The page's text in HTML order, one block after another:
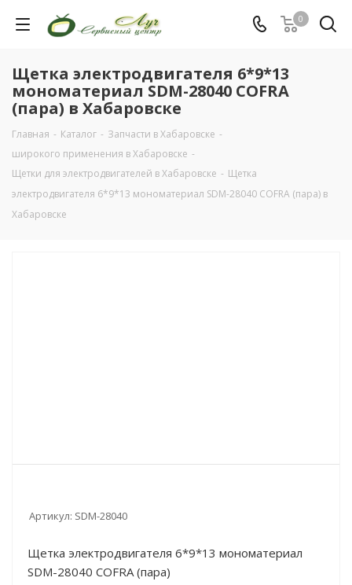
0
Щетка электродвигателя 6*9*13
мономатериал SDM-28040 COFRA
(пара) в Хабаровске
Главная - Каталог - Запчасти в Хабаровске -
широкого применения в Хабаровске -
Щетки для электродвигателей в Хабаровске - Щетка
электродвигателя 6*9*13 мономатериал SDM-28040 COFRA (пара) в
Хабаровске
Артикул: SDM-28040
Щетка электродвигателя 6*9*13 мономатериал
SDM-28040 COFRA (пара)